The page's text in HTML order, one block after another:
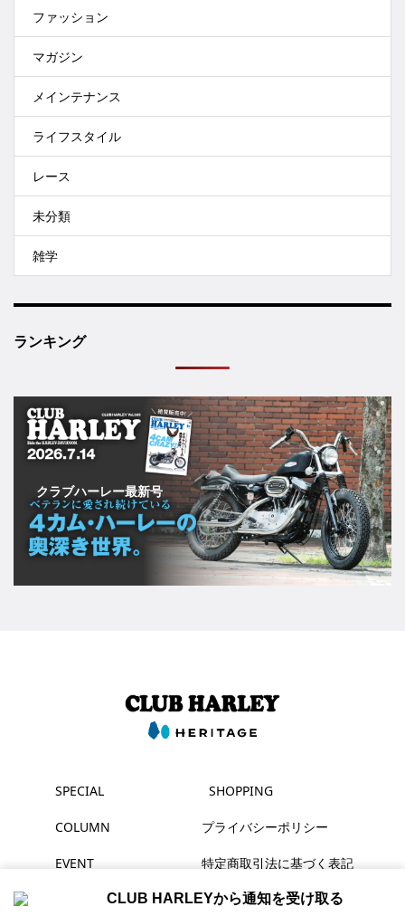
ファッション
マガジン
メインテナンス
ライフスタイル
レース
未分類
雑学
ランキング
クラブハーレー最新号
SPECIAL
COLUMN
EVENT
MAGAZINE
SHOPPING
プライバシーポリシー
特定商取引法に基づく表記
CLUB HARLEYから通知を受け取る